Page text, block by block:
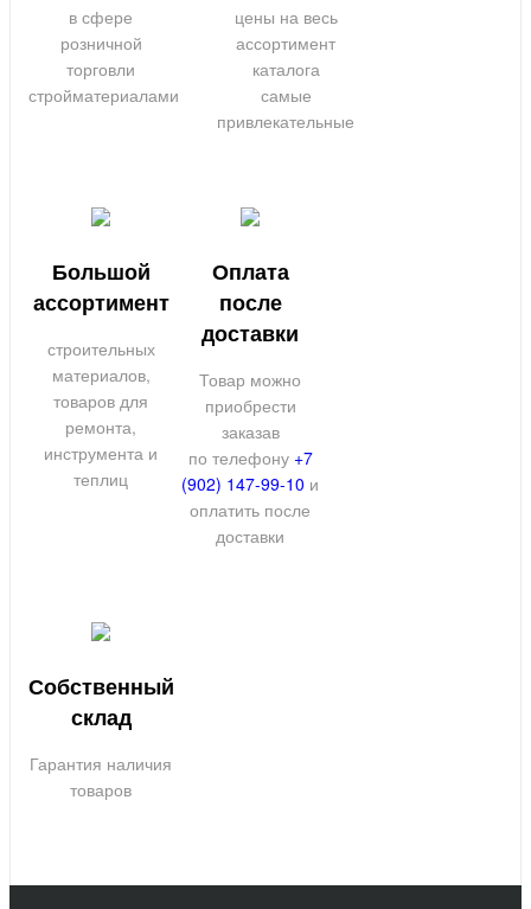
в сфере
розничной
торговли
стройматериалами
цены на весь
ассортимент
каталога
самые
привлекательные
Большой
ассортимент
строительных
материалов,
товаров для
ремонта,
инструмента и
теплиц
Оплата
после
доставки
Товар можно
приобрести
заказав
по телефону +7
(902) 147-99-10 и
оплатить после
доставки
Собственный
склад
Гарантия наличия
товаров